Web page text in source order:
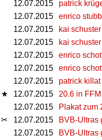
12.07.2015
patrick
12.07.2015
enrico
12.07.2015
kai
12.07.2015
kai schuster
12.07.2015
enrico
12.07.2015
enrico
12.07.2015
patrick
★ 12.07.2015
20.6 in
12.07.2015
Plakat zum
✂ 12.07.2015
BVB-Ultras
12.07.2015
BVB-Ultras